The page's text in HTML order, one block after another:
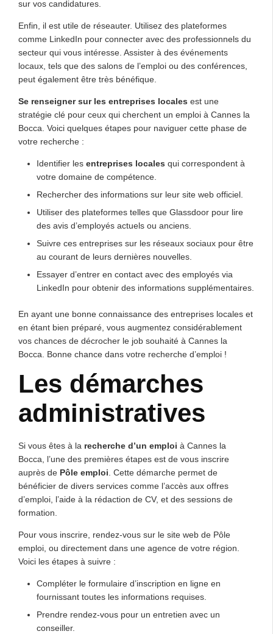
sur vos candidatures.
Enfin, il est utile de réseauter. Utilisez des plateformes
comme LinkedIn pour connecter avec des professionnels du
secteur qui vous intéresse. Assister à des événements
locaux, tels que des salons de l’emploi ou des conférences,
peut également être très bénéfique.
Se renseigner sur les entreprises locales est une
stratégie clé pour ceux qui cherchent un emploi à Cannes la
Bocca. Voici quelques étapes pour naviguer cette phase de
votre recherche :
Identifier les entreprises locales qui correspondent à
votre domaine de compétence.
Rechercher des informations sur leur site web officiel.
Utiliser des plateformes telles que Glassdoor pour lire
des avis d’employés actuels ou anciens.
Suivre ces entreprises sur les réseaux sociaux pour être
au courant de leurs dernières nouvelles.
Essayer d’entrer en contact avec des employés via
LinkedIn pour obtenir des informations supplémentaires.
En ayant une bonne connaissance des entreprises locales et
en étant bien préparé, vous augmentez considérablement
vos chances de décrocher le job souhaité à Cannes la
Bocca. Bonne chance dans votre recherche d’emploi !
Les démarches
administratives
Si vous êtes à la recherche d’un emploi à Cannes la
Bocca, l’une des premières étapes est de vous inscrire
auprès de Pôle emploi. Cette démarche permet de
bénéficier de divers services comme l’accès aux offres
d’emploi, l’aide à la rédaction de CV, et des sessions de
formation.
Pour vous inscrire, rendez-vous sur le site web de Pôle
emploi, ou directement dans une agence de votre région.
Voici les étapes à suivre :
Compléter le formulaire d’inscription en ligne en
fournissant toutes les informations requises.
Prendre rendez-vous pour un entretien avec un
conseiller.